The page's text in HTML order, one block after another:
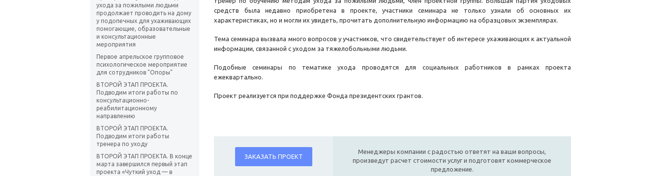
ухода за пожилыми людьми
продолжает проводить на дому
у подопечных для ухаживающих
помогающие, образовательные
и консультационные
мероприятия
Первое апрельское групповое
психологическое мероприятие
для сотрудников "Опоры"
ВТОРОЙ ЭТАП ПРОЕКТА.
Подводим итоги работы по
консультационно-
реабилитационному
направлению
ВТОРОЙ ЭТАП ПРОЕКТА.
Подводим итоги работы
тренера по уходу
ВТОРОЙ ЭТАП ПРОЕКТА. В конце
марта завершился первый этап
проекта «Чуткий уход — в
средств была недавно приобретена в проекте, участники семинара не только узнали об основных их
характеристиках, но и могли их увидеть, прочитать дополнительную информацию на образцовых экземплярах.
Тема семинара вызвала много вопросов у участников, что свидетельствует об интересе ухаживающих к актуальной
информации, связанной с уходом за тяжелобольными людьми.
Подобные семинары по тематике ухода проводятся для социальных работников в рамках проекта
ежеквартально.
Проект реализуется при поддержке Фонда президентских грантов.
ЗАКАЗАТЬ ПРОЕКТ
Менеджеры компании с радостью ответят на ваши вопросы,
произведут расчет стоимости услуг и подготовят коммерческое
предложение.